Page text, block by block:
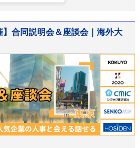
】合同説明会＆座談会｜海外大